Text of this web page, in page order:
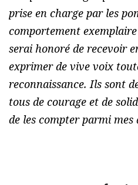
prise en charge par les
comportement
serai honoré de recevoir
exprimer de vive voix
reconnaissance. Ils sont
tous de courage et de
de les compter parmi mes